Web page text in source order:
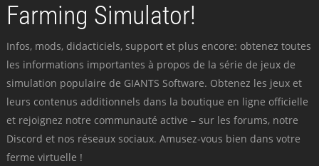
Farming Simulator!
Infos, mods, didacticiels, support et plus encore: obtenez toutes
les informations importantes à propos de la série de jeux de
simulation populaire de GIANTS Software. Obtenez les jeux et
leurs contenus additionnels dans la boutique en ligne officielle
et rejoignez notre communauté active – sur les forums, notre
Discord et nos réseaux sociaux. Amusez-vous bien dans votre
ferme virtuelle !